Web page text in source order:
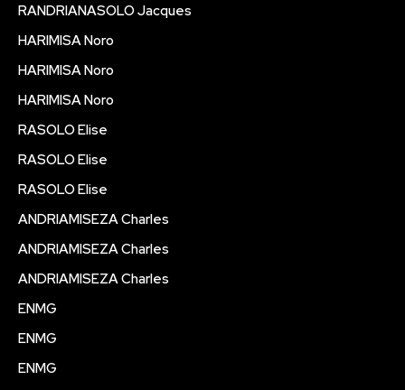
RANDRIANASOLO Jacques
HARIMISA Noro
HARIMISA Noro
HARIMISA Noro
RASOLO Elise
RASOLO Elise
RASOLO Elise
ANDRIAMISEZA Charles
ANDRIAMISEZA Charles
ANDRIAMISEZA Charles
ENMG
ENMG
ENMG